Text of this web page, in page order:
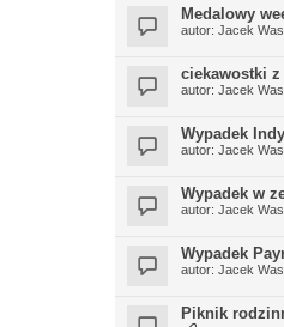
Medalowy
autor: Jacek
ciekawostki z
autor: Jacek
Wypadek
autor: Jacek
Wypadek w
autor: Jacek
Wypadek
autor: Jacek
Piknik